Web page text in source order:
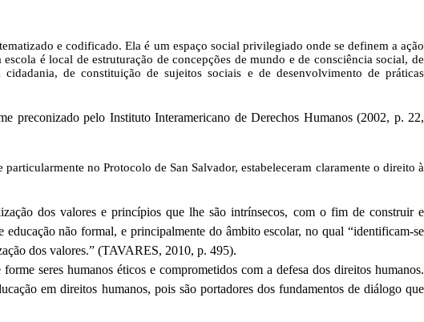
e codificado. Ela é um espaço social privilegiado onde se definem a ação
é local de estruturação de concepções de mundo e de consciência social, de
de constituição de sujeitos sociais e de desenvolvimento de práticas
preconizado pelo Instituto Interamericano de Derechos Humanos (2002, p. 22,
no Protocolo de San Salvador, estabeleceram claramente o direito à
dos valores e princípios que lhe são intrínsecos, com o fim de construir e
não formal, e principalmente do âmbito escolar, no qual “identificam-se
dos valores.” (TAVARES, 2010, p. 495).
seres humanos éticos e comprometidos com a defesa dos direitos humanos.
em direitos humanos, pois são portadores dos fundamentos de diálogo que